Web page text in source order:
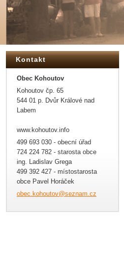
Kontakt
Obec Kohoutov
Kohoutov čp. 65
544 01 p. Dvůr Králové nad
Labem
www.kohoutov.info
499 693 030 - obecní úřad
724 224 782 - starosta obce
ing. Ladislav Grega
499 392 427 - místostarosta
obce Pavel Horáček
obec.kohoutov@seznam.cz